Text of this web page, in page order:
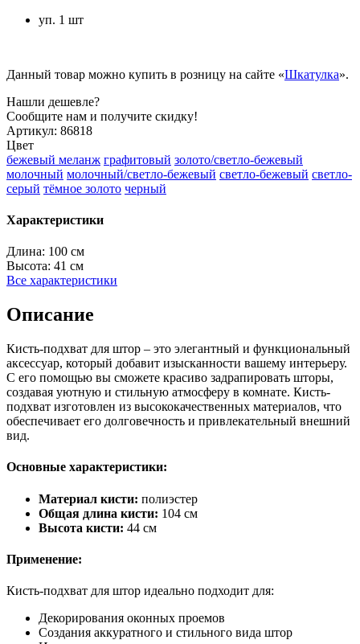
уп. 1 шт
Данный товар можно купить в розницу на сайте «Шкатулка».
Нашли дешевле?
Сообщите нам и получите скидку!
Артикул: 86818
Цвет
бежевый меланж графитовый золото/светло-бежевый
молочный молочный/светло-бежевый светло-бежевый светло-
серый тёмное золото черный
Характеристики
Длина: 100 см
Высота: 41 см
Все характеристики
Описание
Кисть-подхват для штор – это элегантный и функциональный
аксессуар, который добавит изысканности вашему интерьеру.
С его помощью вы сможете красиво задрапировать шторы,
создавая уютную и стильную атмосферу в комнате. Кисть-
подхват изготовлен из высококачественных материалов, что
обеспечивает его долговечность и привлекательный внешний
вид.
Основные характеристики:
Материал кисти: полиэстер
Общая длина кисти: 104 см
Высота кисти: 44 см
Применение:
Кисть-подхват для штор идеально подходит для:
Декорирования оконных проемов
Создания аккуратного и стильного вида штор